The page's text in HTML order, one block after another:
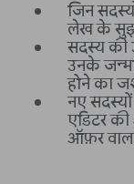
जिन
लेख के
सदस्य की
उनके
होने का
नए
एडिटर
ऑफ़र